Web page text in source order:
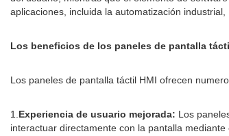
aplicaciones, incluida la automatización
Los beneficios de los paneles de pantalla
Los paneles de pantalla táctil HMI ofrecen
1.Experiencia de usuario mejorada: Los
interactuar directamente con la pantalla